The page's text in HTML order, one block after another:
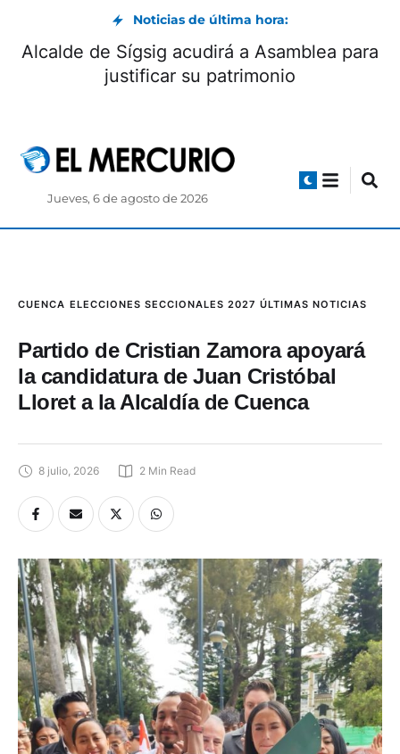
Noticias de última hora:
Alcalde de Sígsig acudirá a Asamblea para
justificar su patrimonio
Jueves, 6 de agosto de 2026
CUENCA ELECCIONES SECCIONALES 2027 ÚLTIMAS NOTICIAS
Partido de Cristian Zamora apoyará
la candidatura de Juan Cristóbal
Lloret a la Alcaldía de Cuenca
8 julio, 2026 2 Min Read